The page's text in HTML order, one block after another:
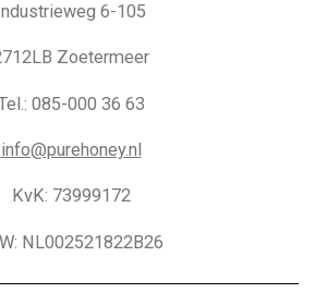
6-105
Zoetermeer
085-000 36 63
info@purehoney.nl
KvK: 73999172
NL002521822B26